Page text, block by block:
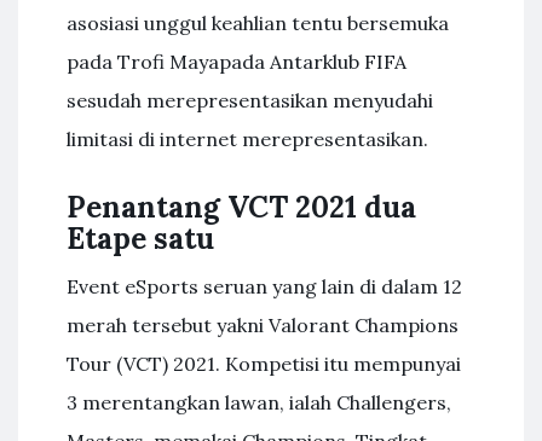
asosiasi unggul keahlian tentu bersemuka
pada Trofi Mayapada Antarklub FIFA
sesudah merepresentasikan menyudahi
limitasi di internet merepresentasikan.
Penantang VCT 2021 dua
Etape satu
Event eSports seruan yang lain di dalam 12
merah tersebut yakni Valorant Champions
Tour (VCT) 2021. Kompetisi itu mempunyai
3 merentangkan lawan, ialah Challengers,